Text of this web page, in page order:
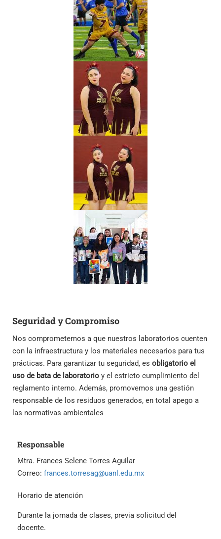
Seguridad y Compromiso
Nos comprometemos a que nuestros laboratorios cuenten
con la infraestructura y los materiales necesarios para tus
prácticas. Para garantizar tu seguridad, es obligatorio el
uso de bata de laboratorio y el estricto cumplimiento del
reglamento interno. Además, promovemos una gestión
responsable de los residuos generados, en total apego a
las normativas ambientales
Responsable
Mtra. Frances Selene Torres Aguilar
Correo: frances.torresag@uanl.edu.mx
Horario de atención
Durante la jornada de clases, previa solicitud del
docente.